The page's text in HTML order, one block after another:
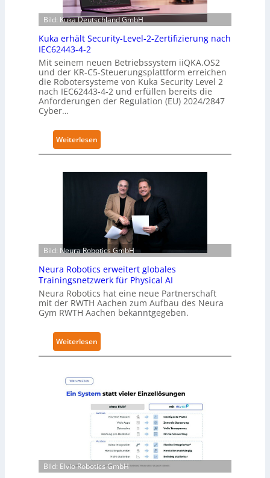
Bild: Kuka Deutschland GmbH
Kuka erhält Security-Level-2-Zertifizierung nach
IEC62443-4-2
Mit seinem neuen Betriebssystem iiQKA.OS2
und der KR-C5-Steuerungsplattform erreichen
die Robotersysteme von Kuka Security Level 2
nach IEC62443-4-2 und erfüllen bereits die
Anforderungen der Regulation (EU) 2024/2847
Cyber…
Weiterlesen
K
l
t
S
e
c
u
t
L
e
v
l
2
Bild: Neura Robotics GmbH
Neura Robotics erweitert globales
Trainingsnetzwerk für Physical AI
Neura Robotics hat eine neue Partnerschaft
mit der RWTH Aachen zum Aufbau des Neura
Gym RWTH Aachen bekanntgegeben.
Weiterlesen
N
r
a
R
b
t
Bild: Elvio Robotics GmbH